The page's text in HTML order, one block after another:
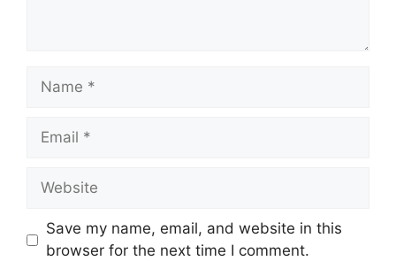
Name
Email
Website
Save my name, email, and website in this
browser for the next time I comment.